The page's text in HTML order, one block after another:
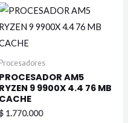
Procesadores
PROCESADOR AM5
RYZEN 9 9900X 4.4 76 MB
CACHE
1.770.000